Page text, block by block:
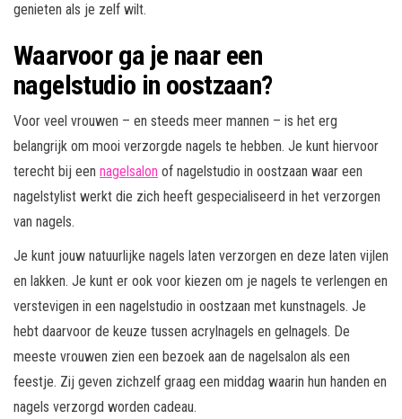
genieten als je zelf wilt.
Waarvoor ga je naar een
nagelstudio in oostzaan?
Voor veel vrouwen – en steeds meer mannen – is het erg
belangrijk om mooi verzorgde nagels te hebben. Je kunt hiervoor
terecht bij een nagelsalon of nagelstudio in oostzaan waar een
nagelstylist werkt die zich heeft gespecialiseerd in het verzorgen
van nagels.
Je kunt jouw natuurlijke nagels laten verzorgen en deze laten vijlen
en lakken. Je kunt er ook voor kiezen om je nagels te verlengen en
verstevigen in een nagelstudio in oostzaan met kunstnagels. Je
hebt daarvoor de keuze tussen acrylnagels en gelnagels. De
meeste vrouwen zien een bezoek aan de nagelsalon als een
feestje. Zij geven zichzelf graag een middag waarin hun handen en
nagels verzorgd worden cadeau.